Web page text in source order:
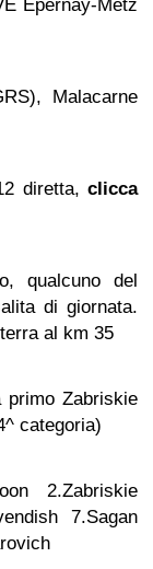
Epernay-Metz
Malacarne
diretta,clicca
qualcuno del
di giornata.
al km 35
primo Zabriskie
categoria)
2.Zabriskie
7.Sagan